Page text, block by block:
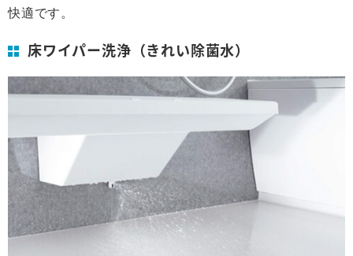
快適です。
床ワイパー洗浄（きれい除菌水）